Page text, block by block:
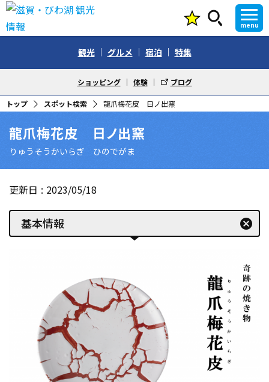
menu
観光 グルメ 宿泊 特集
ショッピング 体験 ブログ
トップ スポット検索 龍爪梅花皮 日ノ出窯
龍爪梅花皮 日ノ出窯
りゅうそうかいらぎ ひのでがま
更新日 2023/05/18
基本情報 cancel